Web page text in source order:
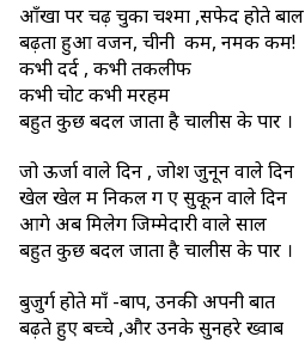
आँखों पर चढ़ चुका चश्मा ,सफेद होते बाल
बढ़ता हुआ वजन, चीनी कम, नमक कम!
कभी दर्द , कभी तकलीफ
कभी चोट कभी मरहम
बहुत कुछ बदल जाता है चालीस के पार ।
जो ऊर्जा वाले दिन , जोश जुनून वाले दिन
खेल खेल में निकल ग ए सुकून वाले दिन
आगे अब मिलेगें जिम्मेदारी वाले साल
बहुत कुछ बदल जाता है चालीस के पार ।
बुजुर्ग होते माँ -बाप, उनकी अपनी बातें
बढ़ते हुए बच्चे ,और उनके सुनहरे ख्वाब